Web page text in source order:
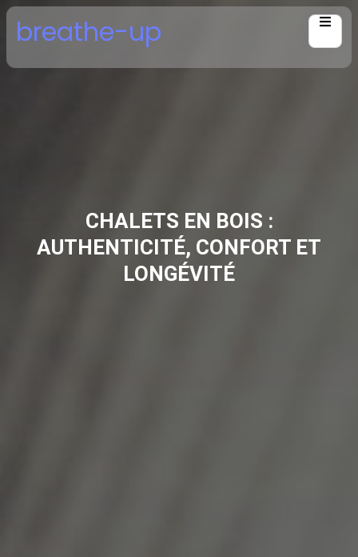
Skip
content
breathe-up
CHALETS EN BOIS :
AUTHENTICITÉ, CONFORT ET
LONGÉVITÉ